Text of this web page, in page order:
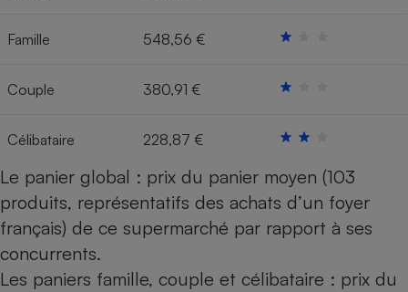
Famille 548,56 €
Couple 380,91 €
Célibataire 228,87 €
Le panier global : prix du panier moyen (103
produits, représentatifs des achats d’un foyer
français) de ce supermarché par rapport à ses
concurrents.
Les paniers famille, couple et célibataire : prix du